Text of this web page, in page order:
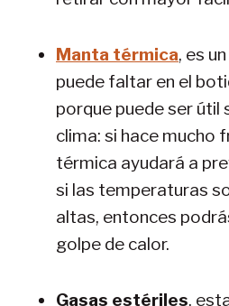
Manta térmica, es
puede faltar en el
porque puede ser útil
clima: si hace mucho
térmica ayudará a
si las temperaturas
altas, entonces
golpe de calor.
Gasas estériles,